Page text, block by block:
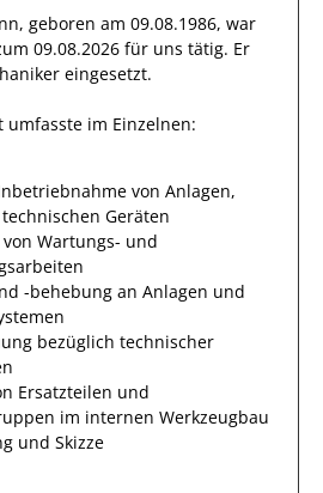
, geboren am 09.08.1986, war
09.08.2026 für uns tätig. Er
eingesetzt.
umfasste im Einzelnen:
von Anlagen,
Geräten
Wartungs- und
-behebung an Anlagen und
bezüglich technischer
Ersatzteilen und
im internen Werkzeugbau
und Skizze